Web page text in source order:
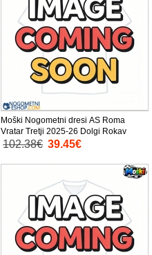
Moški Nogometni dresi AS Roma
Vratar Tretji 2025-26 Dolgi Rokav
102.38€ 39.45€